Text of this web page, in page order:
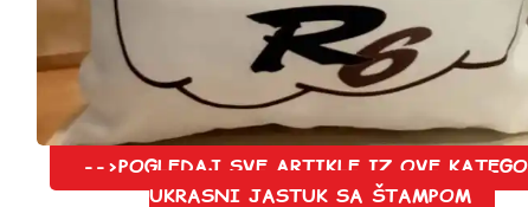
-->POGLEDAJ SVE ARTIKLE IZ OVE
UKRASNI JASTUK SA ŠTAMPOM